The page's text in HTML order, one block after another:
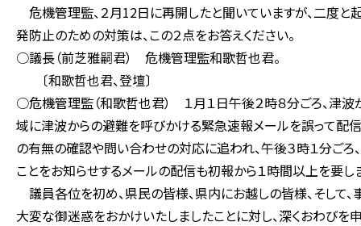
危機管理監、２月12日に再開したと聞いていますが、二度と
発防止のための対策は、この２点をお答えください。
○議長（前芝雅嗣君） 危機管理監和歌哲也君。
〔和歌哲也君、登壇〕
○危機管理監（和歌哲也君） １月１日午後２時８分ごろ、津
域に津波からの避難を呼びかける緊急速報メールを誤って配
の有無の確認や問い合わせの対応に追われ、午後３時１分ごろ
ことをお知らせするメールの配信も初報から１時間以上を要し
議員各位を初め、県民の皆様、県内にお越しの皆様、そして
大変な御迷惑をおかけいたしましたことに対し、深くおわびを